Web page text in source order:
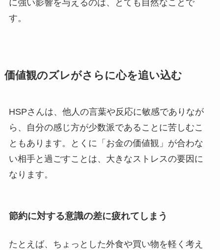
に強い影響を与えるのは、とても自然なことで
す。
価値観のズレがさらに心を追い込む
HSPさんは、他人の言葉や反応に敏感でありなが
ら、自分の感じ方が少数派であることに苦しむこ
ともあります。とくに「お金の価値観」が合わな
い相手と過ごすことは、大きなストレスの要因に
なります。
節約に対する意識の差に疲れてしまう
たとえば、ちょっとした外食や買い物を軽く考え